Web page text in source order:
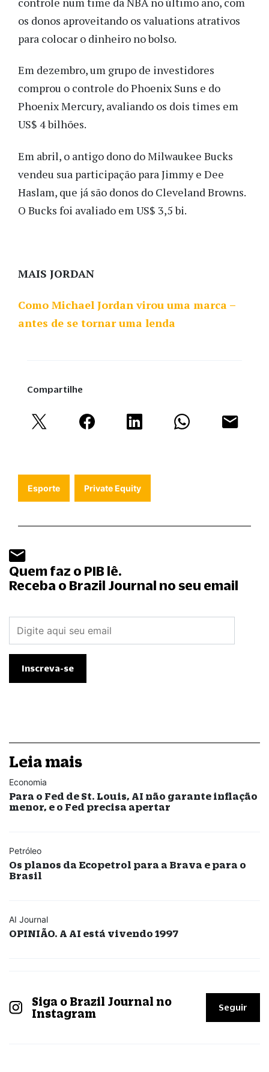
os donos aproveitando os valuations atrativos
para colocar o dinheiro no bolso.
Em dezembro, um grupo de investidores
comprou o controle do Phoenix Suns e do
Phoenix Mercury, avaliando os dois times em
US$ 4 bilhões.
Em abril, o antigo dono do Milwaukee Bucks
vendeu sua participação para Jimmy e Dee
Haslam, que já são donos do Cleveland Browns.
O Bucks foi avaliado em US$ 3,5 bi.
MAIS JORDAN
Como Michael Jordan virou uma marca –
antes de se tornar uma lenda
Compartilhe
Esporte Private Equity
Quem faz o PIB lê.
Receba o Brazil Journal no seu email
Leia mais
Economia
Para o Fed de St. Louis, AI não garante inflação
menor, e o Fed precisa apertar
Petróleo
Os planos da Ecopetrol para a Brava e para o
Brasil
AI Journal
OPINIÃO. A AI está vivendo 1997
Siga o Brazil Journal no
Instagram
Seguir